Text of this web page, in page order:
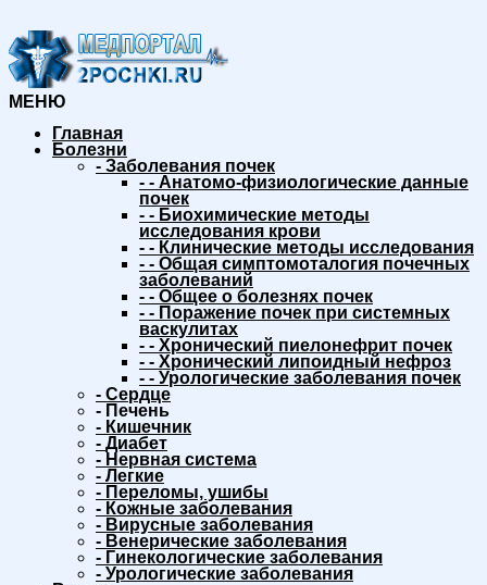
МЕНЮ
Главная
Болезни
- Заболевания почек
- - Анатомо-физиологические данные
почек
- - Биохимические методы
исследования крови
- - Клинические методы исследования
- - Общая симптомоталогия почечных
заболеваний
- - Общее о болезнях почек
- - Поражение почек при системных
васкулитах
- - Хронический пиелонефрит почек
- - Хронический липоидный нефроз
- - Урологические заболевания почек
- Сердце
- Печень
- Кишечник
- Диабет
- Нервная система
- Легкие
- Переломы, ушибы
- Кожные заболевания
- Вирусные заболевания
- Венерические заболевания
- Гинекологические заболевания
- Урологические заболевания